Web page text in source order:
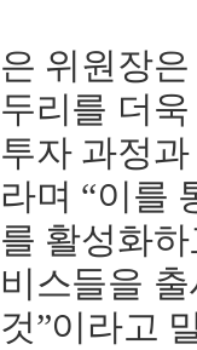
은 위원장은
두리를 더욱
투자 과정과
라며 “이를
를 활성화하
비스들을
것”이라고